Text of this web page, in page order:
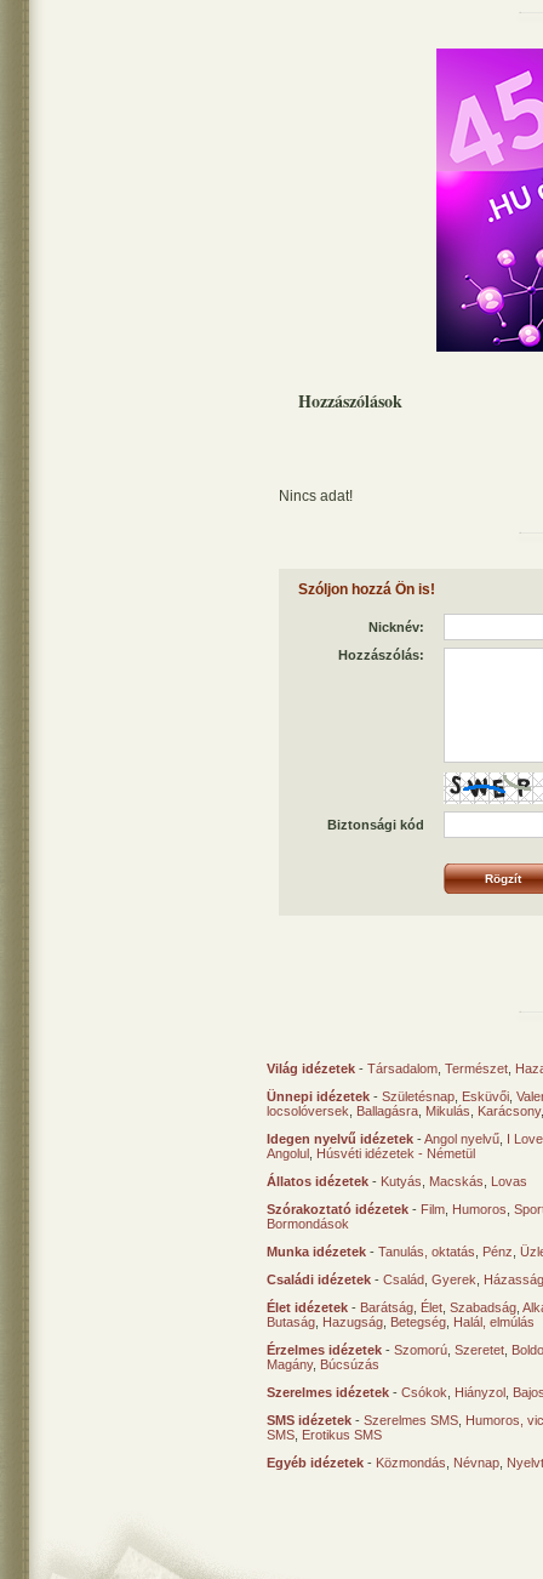
Hozzászólások
Nincs adat!
Szóljon hozzá Ön is!
Nicknév:
Hozzászólás:
Biztonsági kód
Világ idézetek - Társadalom Természet
Ünnepi idézetek - Születésnap Esküvői
locsolóversek
Ballagásra Mikulás Karácsony
Idegen nyelvű idézetek -Angol nyelvű I
Angolul Húsvéti idézetek - Németül
Állatos idézetek - Kutyás Macskás
Lovas
Szórakoztató idézetek - Film Humoros
Bormondások
Munka idézetek - Tanulás, oktatás Pénz
Családi idézetek - Család Gyerek
Élet idézetek - Barátság Élet Szabadság
Butaság Hazugság Betegség Halál, elmúlás
Érzelmes idézetek - Szomorú Szeretet
Magány, Búcsúzás
Szerelmes idézetek - Csókok Hiányzol
SMS idézetek - Szerelmes SMS Humoros,
SMS Erotikus SMS
Egyéb idézetek - Közmondás Névnap